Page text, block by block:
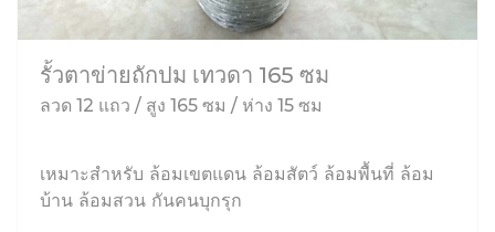
รั้วตาข่ายถักปม เทวดา 165 ซม
ลวด 12 แถว / สูง 165 ซม / ห่าง 15 ซม
เหมาะสำหรับ ล้อมเขตแดน ล้อมสัตว์ ล้อมพื้นที่ ล้อม
บ้าน ล้อมสวน กันคนบุกรุก